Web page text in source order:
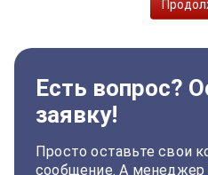
Есть вопрос?
заявку!
Просто оставьте свои
сообщение. А менеджер